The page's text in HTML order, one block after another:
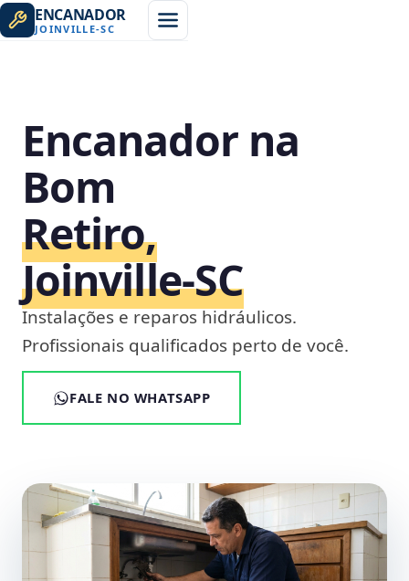
ENCANADOR
JOINVILLE-SC
Encanador na
Bom
Retiro,
Joinville‑SC
Instalações e reparos hidráulicos.
Profissionais qualificados perto de você.
FALE NO WHATSAPP